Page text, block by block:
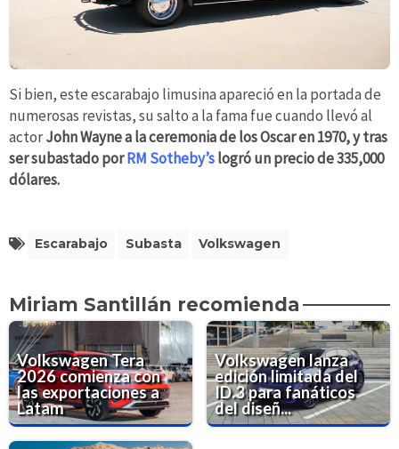
Si bien, este escarabajo limusina apareció en la portada de
numerosas revistas, su salto a la fama fue cuando llevó al
actorJohn Wayne a la ceremonia de los Oscar en 1970, y tras
ser subastado porRM Sotheby’slogró un precio de 335,000
dólares.
Escarabajo Subasta Volkswagen
Miriam Santillán recomienda
Volkswagen Tera
2026 comienza con
las exportaciones a
Latam
Volkswagen lanza
edición limitada del
ID.3 para fanáticos
del diseñ...